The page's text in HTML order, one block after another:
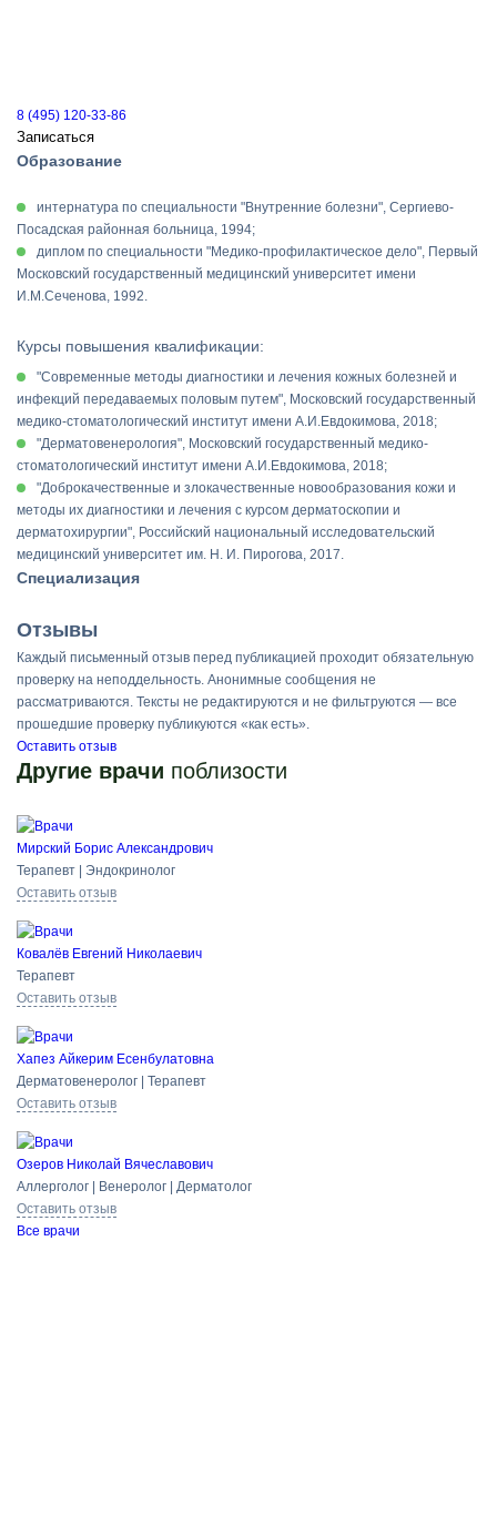
8 (495) 120-33-86
Записаться
Образование
интернатура по специальности "Внутренние болезни", Сергиево-
Посадская районная больница, 1994;
диплом по специальности "Медико-профилактическое дело", Первый
Московский государственный медицинский университет имени
И.М.Сеченова, 1992.
Курсы повышения квалификации:
"Современные методы диагностики и лечения кожных болезней и
инфекций передаваемых половым путем", Московский государственный
медико-стоматологический институт имени А.И.Евдокимова, 2018;
"Дерматовенерология", Московский государственный медико-
стоматологический институт имени А.И.Евдокимова, 2018;
"Доброкачественные и злокачественные новообразования кожи и
методы их диагностики и лечения с курсом дерматоскопии и
дерматохирургии", Российский национальный исследовательский
медицинский университет им. Н. И. Пирогова, 2017.
Специализация
Отзывы
Каждый письменный отзыв перед публикацией проходит обязательную
проверку на неподдельность. Анонимные сообщения не
рассматриваются. Тексты не редактируются и не фильтруются — все
прошедшие проверку публикуются «как есть».
Оставить отзыв
Другие врачи поблизости
Мирский Борис Александрович
Терапевт | Эндокринолог
Оставить отзыв
Ковалёв Евгений Николаевич
Терапевт
Оставить отзыв
Хапез Айкерим Есенбулатовна
Дерматовенеролог | Терапевт
Оставить отзыв
Озеров Николай Вячеславович
Аллерголог | Венеролог | Дерматолог
Оставить отзыв
Все врачи